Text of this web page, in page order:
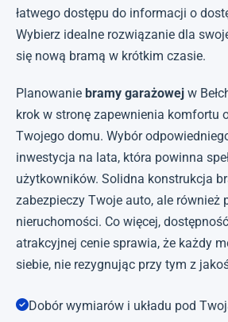
łatwego dostępu do informacji o
Wybierz idealne rozwiązanie dla
się nową bramą w krótkim czasie.
Planowanie bramy garażowej w
krok w stronę zapewnienia komfortu
Twojego domu. Wybór
inwestycja na lata, która powinna
użytkowników. Solidna konstrukcja
zabezpieczy Twoje auto, ale również
nieruchomości. Co więcej,
atrakcyjnej cenie sprawia, że każdy
siebie, nie rezygnując przy tym z
Dobór wymiarów i układu pod